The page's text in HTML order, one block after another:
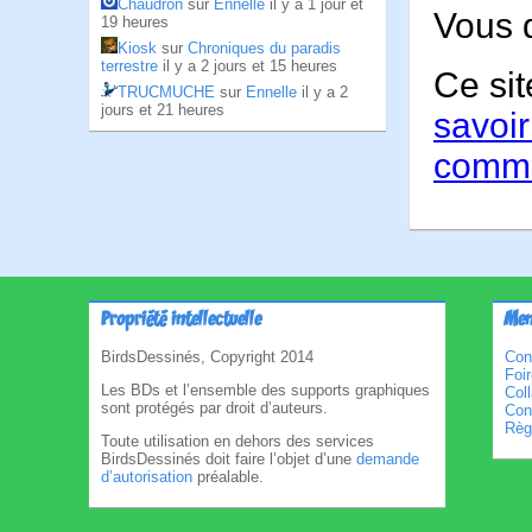
Chaudron sur Ennelle il y a 1 jour et
19 heures
Kiosk sur Chroniques du paradis
terrestre il y a 2 jours et 15 heures
TRUCMUCHE sur Ennelle il y a 2
jours et 21 heures
Vous
Ce
Propriété intellectuelle
BirdsDessinés, Copyright 2014
Les BDs et l’ensemble des supports graphiques
sont protégés par droit d’auteurs.
Toute utilisation en dehors des services
BirdsDessinés doit faire l’objet d’une demande
d’autorisation préalable.